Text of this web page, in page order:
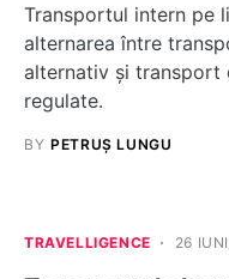
Transportul intern pe
alternarea între
alternativ și transport
regulate.
BY PETRUȘ LUNGU
TRAVELLIGENCE 26